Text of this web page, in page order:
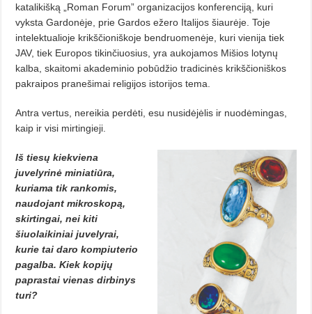
katalikišką „Roman Forum” organizacijos konferenciją, kuri
vyksta Gardonėje, prie Gardos ežero Italijos šiaurėje. Toje
intelektualioje krikščioniškoje bendruomenėje, kuri vienija tiek
JAV, tiek Europos tikinčiuosius, yra aukojamos Mišios lotynų
kalba, skaitomi akademinio pobūdžio tradicinės krikščioniškos
pakraipos pranešimai religijos istorijos tema.
Antra vertus, nereikia perdėti, esu nusidėjėlis ir nuodėmingas,
kaip ir visi mirtingieji.
Iš tiesų kiekviena
juvelyrinė miniatiūra,
kuriama tik rankomis,
naudojant mikroskopą,
skirtingai, nei kiti
šiuolaikiniai juvelyrai,
kurie tai daro kompiuterio
pagalba. Kiek kopijų
paprastai vienas dirbinys
turi?